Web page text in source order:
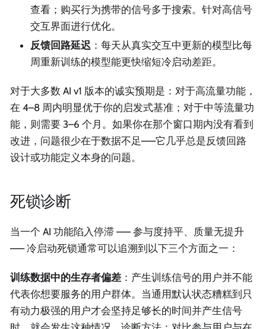
查看；购买行为携带的信号多于搜索。针对高信号
交互界面进行优化。
反馈回路延迟 ：每天从真实交互中更新的模型比每
周重新训练的模型能更快缩短冷启动差距。
对于大多数 AI v1 版本的诚实预期是：对于高流量功能，
在 4–8 周内明显优于你的启发式基准；对于中等流量功
能，则需要 3–6 个月。如果你在那个窗口期内没有看到
改进，问题很少在于数据不足——它几乎总是反馈回路
设计或功能定义本身的问题。
死锁诊断
当一个 AI 功能陷入停滞 —— 参与度持平、质量无提升
—— 冷启动死锁通常可以追溯到以下三个方面之一：
训练数据中的生存者偏差 ：产生训练信号的用户并不能
代表你想要服务的用户群体。当通用默认状态糟糕到只
有动力极强的用户才会坚持足够长的时间并产生信号